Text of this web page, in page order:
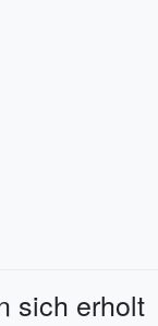
sich erholt